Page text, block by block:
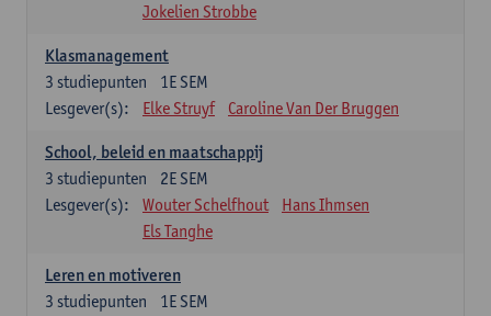
Jokelien Strobbe
Klasmanagement
1E SEM
3 studiepunten
Lesgever(s):
Elke Struyf Caroline Van Der Bruggen
School, beleid en maatschappij
2E SEM
3 studiepunten
Lesgever(s):
Wouter Schelfhout
Hans Ihmsen
Els Tanghe
Leren en motiveren
1E SEM
3 studiepunten